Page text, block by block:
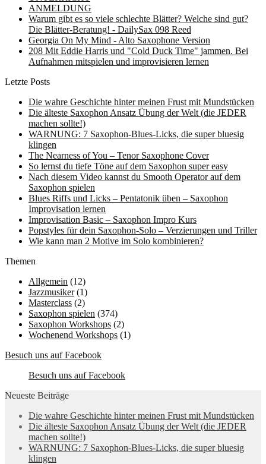
ANMELDUNG
Warum gibt es so viele schlechte Blätter? Welche sind gut?
Die Blätter-Beratung! - DailySax 098 Reed
Georgia On My Mind - Alto Saxophone Version
208 Mit Eddie Harris und "Cold Duck Time" jammen. Bei
Aufnahmen mitspielen und improvisieren lernen
Letzte Posts
Die wahre Geschichte hinter meinen Frust mit Mundstücken
Die älteste Saxophon Ansatz Übung der Welt (die JEDER
machen sollte!)
WARNUNG: 7 Saxophon-Blues-Licks, die super bluesig
klingen
The Nearness of You – Tenor Saxophone Cover
So lernst du tiefe Töne auf dem Saxophon super easy
Nach diesem Video kannst du Smooth Operator auf dem
Saxophon spielen
Blues Riffs und Licks – Pentatonik üben – Saxophon
Improvisation lernen
Improvisation Basic – Saxophon Impro Kurs
Popstyles für dein Saxophon-Solo – Verzierungen und Triller
Wie kann man 2 Motive im Solo kombinieren?
Themen
Allgemein (12)
Jazzmusiker(1)
Masterclass (2)
Saxophon spielen (374)
Saxophon Workshops (2)
Wochenend Workshops (1)
Besuch uns auf Facebook
Besuch uns auf Facebook
Neueste Beiträge
Die wahre Geschichte hinter meinen Frust mit Mundstücken
Die älteste Saxophon Ansatz Übung der Welt (die JEDER
machen sollte!)
WARNUNG: 7 Saxophon-Blues-Licks, die super bluesig
klingen